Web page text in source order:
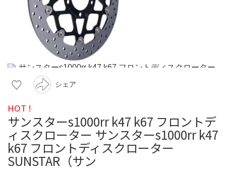
シェア
HOT !
サンスターs1000rr k47 k67 フロントデ
ィスクローター サンスターs1000rr k47
k67 フロントディスクローター
SUNSTAR（サン